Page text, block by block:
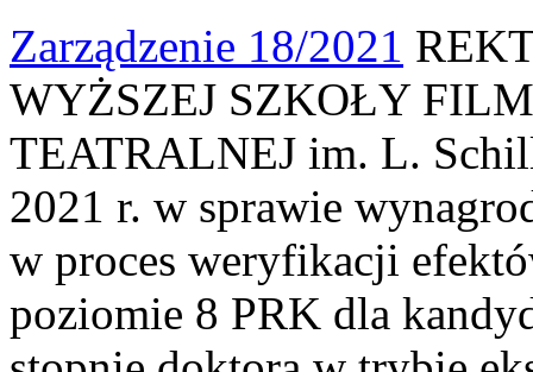
Zarządzenie 18/2021
WYŻSZEJ SZKOŁY
TEATRALNEJ im. L.
2021 r. w sprawie
w proces weryfikacji
poziomie 8 PRK dla